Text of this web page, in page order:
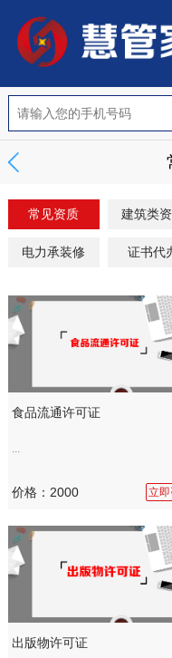
常见资质 建筑类
电力承装修 证书代
食品流通许可证
价格：2000 立
出版物许可证